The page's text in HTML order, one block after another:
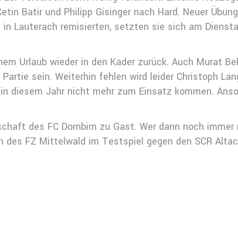
Batir und Philipp Gisinger nach Hard. Neuer
Lauterach remisierten, setzten sie sich am
Urlaub wieder in den Kader zurück. Auch Murat
sein. Weiterhin fehlen wird leider Christoph
diesem Jahr nicht mehr zum Einsatz kommen.
des FC Dornbirn zu Gast. Wer dann noch
des FZ Mittelwald im Testspiel gegen den SCR